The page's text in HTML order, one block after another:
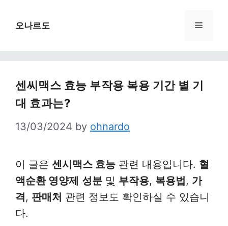
오나르도 Menu
센씨맥스 효능 부작용 복용 기간 별 기
대 효과는?
13/03/2024 by ohnardo
이 글은 센시맥스 효능 관련 내용입니다. 혈
액순환 영양제 성분 및 부작용, 복용법, 가
격, 판매처 관련 정보도 확인하실 수 있습니
다.